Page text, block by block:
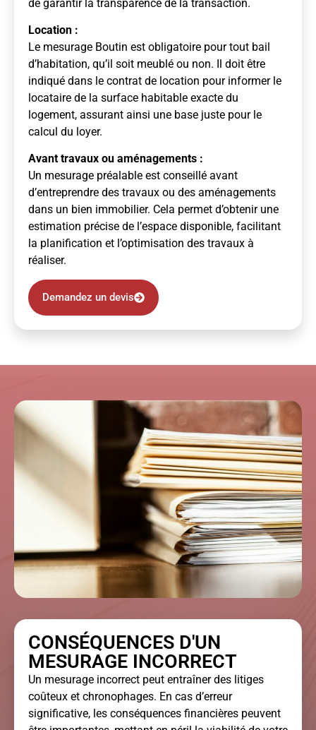
de garantir la transparence de la transaction.
Location :
Le mesurage Boutin est obligatoire pour tout bail
d’habitation, qu’il soit meublé ou non. Il doit être
indiqué dans le contrat de location pour informer le
locataire de la surface habitable exacte du
logement, assurant ainsi une base juste pour le
calcul du loyer.
Avant travaux ou aménagements :
Un mesurage préalable est conseillé avant
d’entreprendre des travaux ou des aménagements
dans un bien immobilier. Cela permet d’obtenir une
estimation précise de l’espace disponible, facilitant
la planification et l’optimisation des travaux à
réaliser.
Demandez un devis
CONSÉQUENCES D'UN
MESURAGE INCORRECT
Un mesurage incorrect peut entraîner des litiges
coûteux et chronophages. En cas d’erreur
significative, les conséquences financières peuvent